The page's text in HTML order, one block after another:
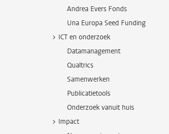
Andrea Evers Fonds
Una Europa Seed Funding
ICT en onderzoek
Datamanagement
Qualtrics
Samenwerken
Publicatietools
Onderzoek vanuit huis
Impact